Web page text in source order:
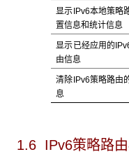
显示IPv6本地策略
置信息和统计信息
显示已经应用的
由信息
清除IPv6策略路由
息
1.6 IPv6策略路